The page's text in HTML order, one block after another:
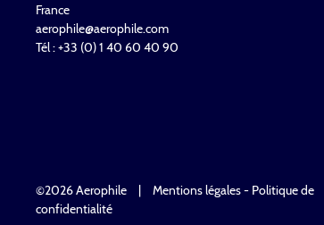
France
aerophile@aerophile.com
Tél : +33 (0) 1 40 60 40 90
©2026 Aerophile |
Mentions légales - Politique de
confidentialité